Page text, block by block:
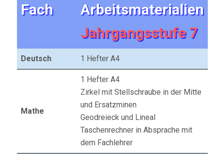
Fach
Arbeitsmaterialien
Jahrgangsstufe 7
Deutsch 1 Hefter A4
Mathe
1 Hefter A4
Zirkel mit Stellschraube in der Mitte
und Ersatzminen
Geodreieck und Lineal
Taschenrechner in Absprache mit
dem Fachlehrer